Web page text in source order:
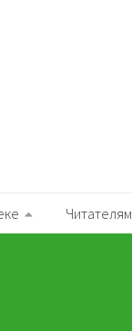
Читателям